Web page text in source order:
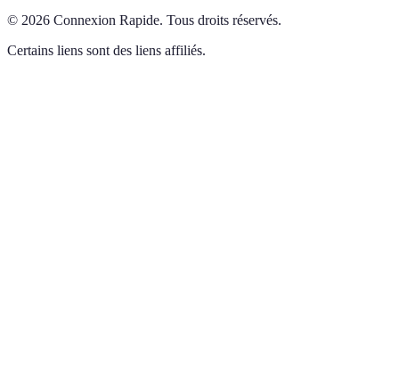
© 2026 Connexion Rapide. Tous droits réservés.
Certains liens sont des liens affiliés.